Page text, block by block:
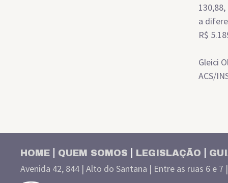
a
R$
Gleici
ACS/
HOME QUEM SOMOS LEGISLAÇÃO
Avenida 42, 844 | Alto do Santana | Entre as ruas 6 e 7